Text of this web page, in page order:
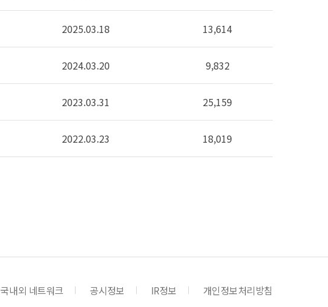
2025.03.18 13,614
2024.03.20 9,832
2023.03.31 25,159
2022.03.23 18,019
국내외 네트워크 공시정보 IR정보 개인정보처리방침